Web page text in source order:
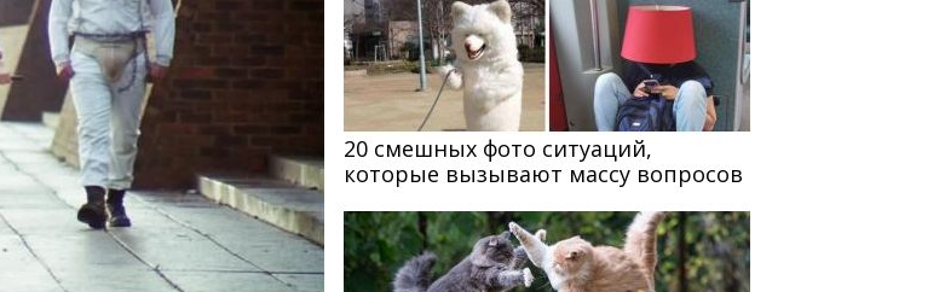
20 смешных фото ситуаций,
которые вызывают массу вопросов